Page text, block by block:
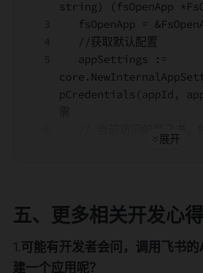
string) (fsOpenApp
fsOpenApp =
   //获取默认配置
   appSettings :=
pCredentials(appId,
（app/tenant access
appSettings,
ror))
五、更多相关开发心得
1.可能有开发者会问，调用飞书的
建一个应用呢？